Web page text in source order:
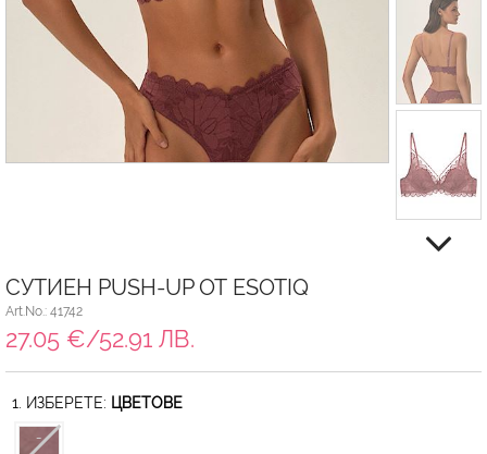
СУТИЕН PUSH-UP ОТ ESOTIQ
Art.No.: 41742
27.05 €/52.91 ЛВ.
1. ИЗБЕРЕТЕ: ЦВЕТОВЕ